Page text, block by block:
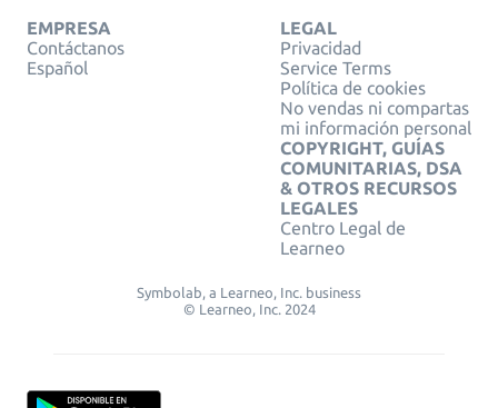
EMPRESA
Contáctanos
Español
LEGAL
Privacidad
Service Terms
Política de cookies
No vendas ni compartas
mi información personal
COPYRIGHT, GUÍAS
COMUNITARIAS, DSA
& OTROS RECURSOS
LEGALES
Centro Legal de
Learneo
Symbolab, a Learneo, Inc. business
© Learneo, Inc. 2024